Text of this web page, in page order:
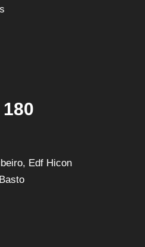
Edf Hicon